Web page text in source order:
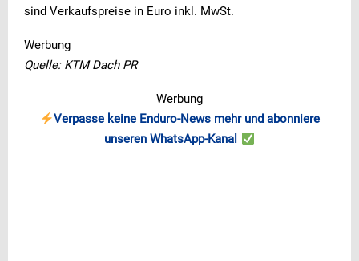
sind Verkaufspreise in Euro inkl. MwSt.
Werbung
Quelle: KTM Dach PR
Werbung
Verpasse keine Enduro-News mehr und abonniere
unseren WhatsApp-Kanal